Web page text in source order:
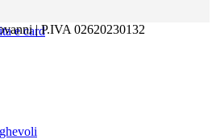
e card| P.IVA 02620230132